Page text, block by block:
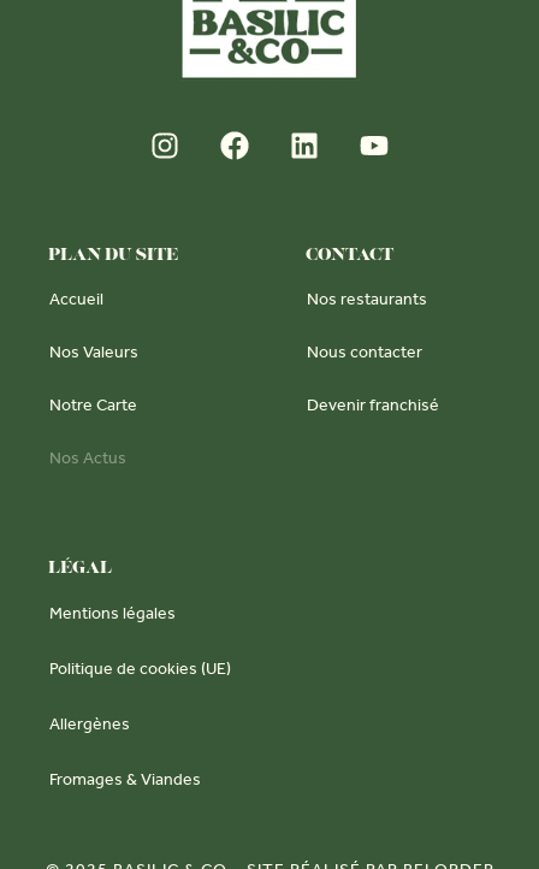
PLAN DU SITE
Accueil
Nos Valeurs
Notre Carte
Nos Actus
CONTACT
Nos restaurants
Nous contacter
Devenir franchisé
LÉGAL
Mentions légales
Politique de cookies (UE)
Allergènes
Fromages & Viandes